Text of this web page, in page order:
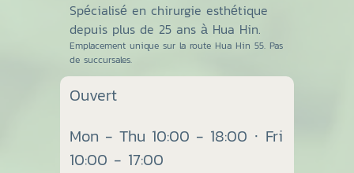
Spécialisé en chirurgie esthétique
depuis plus de 25 ans à Hua Hin.
Emplacement unique sur la route Hua Hin 55. Pas
de succursales.
Ouvert
Mon - Thu 10:00 - 18:00 · Fri
10:00 - 17:00